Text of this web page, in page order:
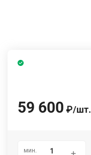
59 600 ₽/шт.
мин.